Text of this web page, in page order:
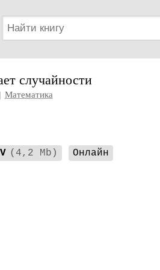
случайности
Математика
(4,2 Mb) Онлайн